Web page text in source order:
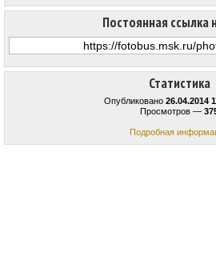
Статистика
Опубликовано 26.04.2014
Просмотров —
Подробная
Постоянная ссылка